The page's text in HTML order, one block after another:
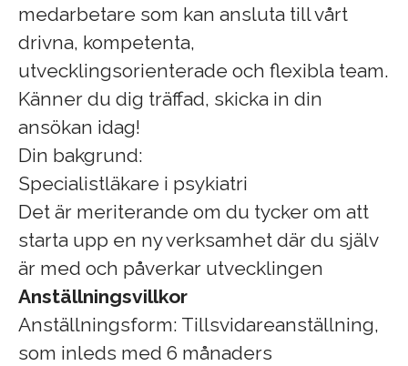
medarbetare som kan ansluta till vårt
drivna, kompetenta,
utvecklingsorienterade och flexibla team.
Känner du dig träffad, skicka in din
ansökan idag!
Din bakgrund:
Specialistläkare i psykiatri
Det är meriterande om du tycker om att
starta upp en ny verksamhet där du själv
är med och påverkar utvecklingen
Anställningsvillkor
Anställningsform: Tillsvidareanställning,
som inleds med 6 månaders